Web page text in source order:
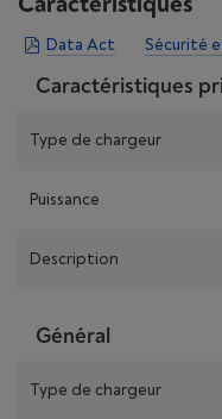
Sécurité
Data Act
Caractéristiques
Type de chargeur
Puissance
Description
Général
Type de chargeur